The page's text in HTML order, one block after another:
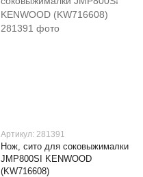
Артикул: 281391
Нож, сито для соковыжималки
JMP800SI KENWOOD
(KW716608)